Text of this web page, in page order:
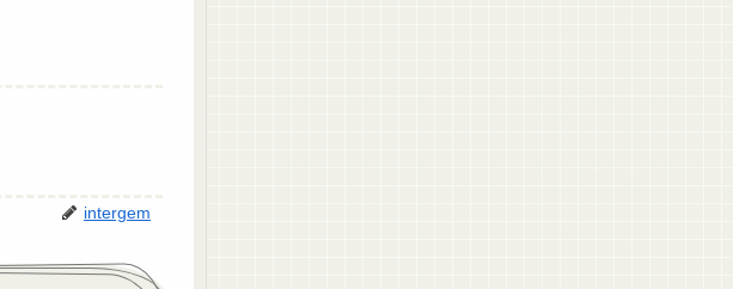
intergem